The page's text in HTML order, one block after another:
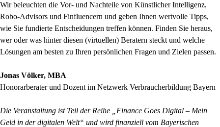
Wir beleuchten die Vor- und Nachteile von Künstlicher Intelligenz,
Robo-Advisors und Finfluencern und geben Ihnen wertvolle Tipps,
wie Sie fundierte Entscheidungen treffen können. Finden Sie heraus,
wer oder was hinter diesen (virtuellen) Beratern steckt und welche
Lösungen am besten zu Ihren persönlichen Fragen und Zielen passen.
Jonas Völker, MBA
Honorarberater und Dozent im Netzwerk Verbraucherbildung Bayern
Die Veranstaltung ist Teil der Reihe „Finance Goes Digital – Mein
Geld in der digitalen Welt“ und wird finanziell vom Bayerischen